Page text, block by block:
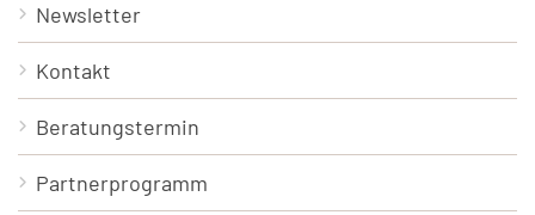
Newsletter
Kontakt
Beratungstermin
Partnerprogramm